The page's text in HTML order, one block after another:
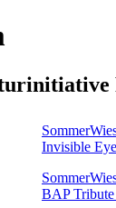
Invisible
BAP